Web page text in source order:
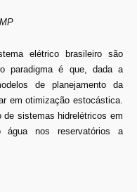
elétrico brasileiro são
paradigma é que, dada a
de planejamento da
em otimização estocástica.
de sistemas hidrelétricos em
água nos reservatórios a